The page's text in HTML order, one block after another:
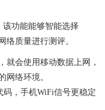
功能能够智能选择
络质量进行测评。
就会使用移动数据上网，
网络环境。